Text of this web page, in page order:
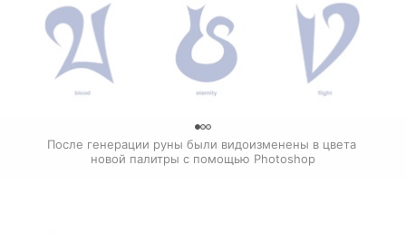
После генерации руны были видоизменены в цвета
новой палитры с помощью Photoshop